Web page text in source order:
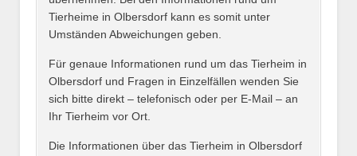
Name des Tierheims*
Tierheime in Olbersdorf kann es somit unter
Umständen Abweichungen geben.
Für genaue Informationen rund um das Tierheim in
Olbersdorf und Fragen in Einzelfällen wenden Sie
sich bitte direkt – telefonisch oder per E-Mail – an
Ihr Tierheim vor Ort.
Die Informationen über das Tierheim in Olbersdorf